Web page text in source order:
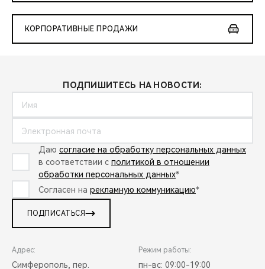
КОРПОРАТИВНЫЕ ПРОДАЖИ
ПОДПИШИТЕСЬ НА НОВОСТИ:
Даю согласие на обработку персональных данных
в соответствии с политикой в отношении
обработки персональных данных*
Согласен на рекламную коммуникацию*
ПОДПИСАТЬСЯ
Адрес:
Симферополь, пер.
Режим работы:
пн-вс: 09:00-19:00